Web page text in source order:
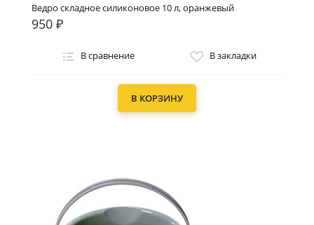
Ведро складное силиконовое 10 л, оранжевый
950 ₽
В сравнение В закладки
В КОРЗИНУ